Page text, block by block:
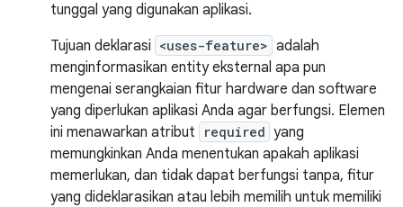
tunggal yang digunakan aplikasi.
Tujuan deklarasi <uses-feature> adalah
menginformasikan entity eksternal apa pun
mengenai serangkaian fitur hardware dan software
yang diperlukan aplikasi Anda agar berfungsi. Elemen
ini menawarkan atribut
required yang
memungkinkan Anda menentukan apakah aplikasi
memerlukan, dan tidak dapat berfungsi tanpa, fitur
yang dideklarasikan atau lebih memilih untuk memiliki